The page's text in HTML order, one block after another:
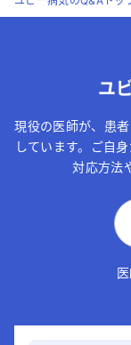
ユ
現役の医師が、患
しています。ご自
対応方法